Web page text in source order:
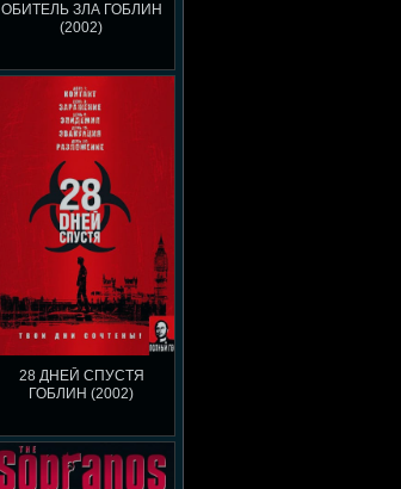
ОБИТЕЛЬ ЗЛА ГОБЛИН
(2002)
28 ДНЕЙ СПУСТЯ
ГОБЛИН (2002)